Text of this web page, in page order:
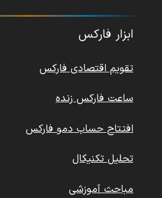
ابزار فارکس
تقویم اقتصادی فارکس
ساعت فارکس زنده
افتتاح حساب دمو فارکس
تحلیل تکنیکال
مباحث آموزشی